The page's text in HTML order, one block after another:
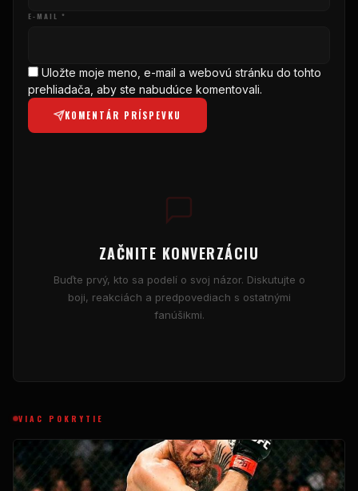
E-MAIL *
Uložte moje meno, e-mail a webovú stránku do tohto
prehliadača, aby ste nabudúce komentovali.
KOMENTÁR PRÍSPEVKU
ZAČNITE KONVERZÁCIU
Buďte prvý, kto sa podelí o svoj názor. Diskutujte o
boji, reakciách a predpovediach s ostatnými
fanúšikmi.
VIAC POKRYTIE